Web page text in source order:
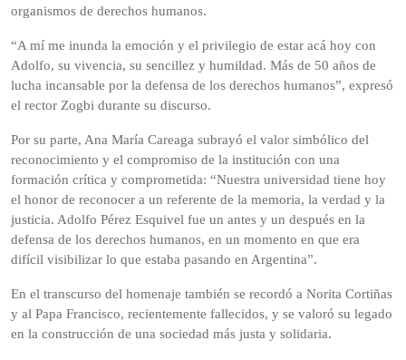
organismos de derechos humanos.
“A mí me inunda la emoción y el privilegio de estar acá hoy con
Adolfo, su vivencia, su sencillez y humildad. Más de 50 años de
lucha incansable por la defensa de los derechos humanos”, expresó
el rector Zogbi durante su discurso.
Por su parte, Ana María Careaga subrayó el valor simbólico del
reconocimiento y el compromiso de la institución con una
formación crítica y comprometida: “Nuestra universidad tiene hoy
el honor de reconocer a un referente de la memoria, la verdad y la
justicia. Adolfo Pérez Esquivel fue un antes y un después en la
defensa de los derechos humanos, en un momento en que era
difícil visibilizar lo que estaba pasando en Argentina”.
En el transcurso del homenaje también se recordó a Norita Cortiñas
y al Papa Francisco, recientemente fallecidos, y se valoró su legado
en la construcción de una sociedad más justa y solidaria.